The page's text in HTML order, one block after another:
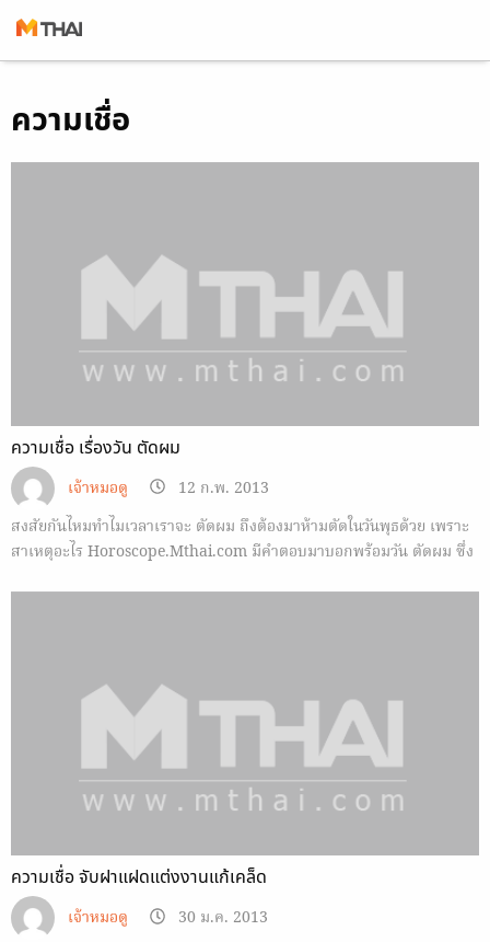
toความเชื่อ
ความเชื่อ เรื่องวัน ตัดผม
เจ้าหมอดู
12 ก.พ. 2013
สงสัยกันไหมทำไมเวลาเราจะ ตัดผม ถึงต้องมาห้ามตัดในวันพุธด้วย เพราะ
สาเหตุอะไร Horoscope.Mthai.com มีคำตอบมาบอกพร้อมวัน ตัดผม ซึ่ง
ความเชื่อ จับฝาแฝดแต่งงานแก้เคล็ด
เจ้าหมอดู
30 ม.ค. 2013